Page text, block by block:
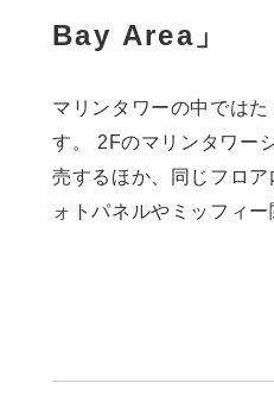
Bay Area」
マリンタワーの中では
す。 2Fのマリンタワー
売するほか、同じフロ
ォトパネルやミッフィ